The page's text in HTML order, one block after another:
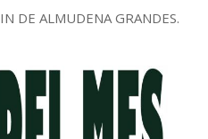
DE ALMUDENA GRANDES.